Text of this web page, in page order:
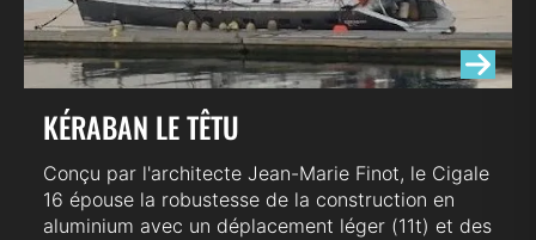
KÉRABAN LE TÊTU
Conçu par l'architecte Jean-Marie Finot, le Cigale
16 épouse la robustesse de la construction en
aluminium avec un déplacement léger (11t) et des